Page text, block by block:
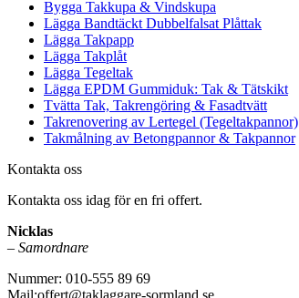
Bygga Takkupa & Vindskupa
Lägga Bandtäckt Dubbelfalsat Plåttak
Lägga Takpapp
Lägga Takplåt
Lägga Tegeltak
Lägga EPDM Gummiduk: Tak & Tätskikt
Tvätta Tak, Takrengöring & Fasadtvätt
Takrenovering av Lertegel (Tegeltakpannor)
Takmålning av Betongpannor & Takpannor
Kontakta oss
Kontakta oss idag för en fri offert.
Nicklas
– Samordnare
Nummer: 010-555 89 69
Mail:offert@taklaggare-sormland.se